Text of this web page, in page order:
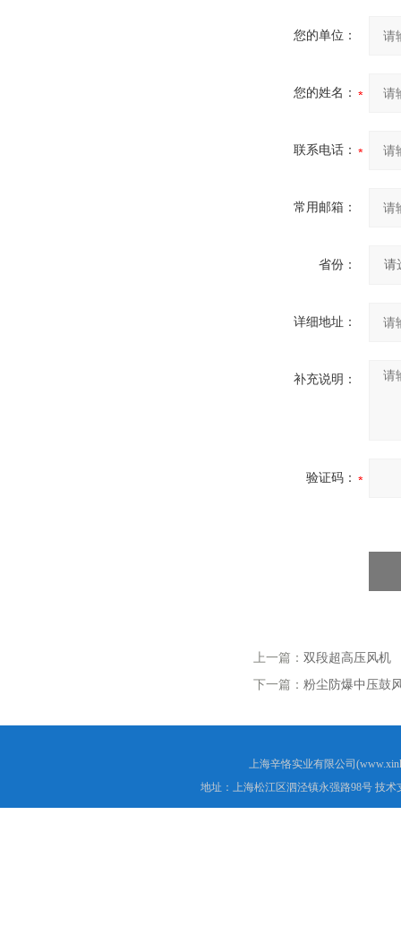
您的单位：
您的姓名：
联系电话：
常用邮箱：
省份：
详细地址：
补充说明：
验证码：
上一篇： 双段超高压风机
下一篇： 粉尘防爆中压鼓
上海辛恪实业有限公司
地址：上海松江区泗泾镇永强路98号 技术